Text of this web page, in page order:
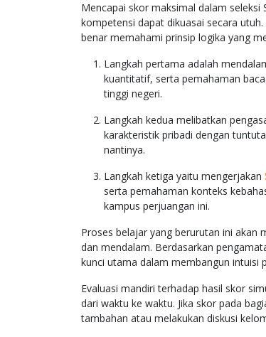
Mencapai skor maksimal dalam
kompetensi dapat dikuasai secara
benar memahami prinsip logika yang
Langkah pertama adalah
kuantitatif, serta pemahaman
tinggi negeri.
Langkah kedua melibatkan
karakteristik pribadi dengan
nantinya.
Langkah ketiga yaitu mengerjakan
serta pemahaman konteks
kampus perjuangan ini.
Proses belajar yang berurutan ini akan
dan mendalam. Berdasarkan
kunci utama dalam membangun intuisi
Evaluasi mandiri terhadap hasil skor
dari waktu ke waktu. Jika skor pada
tambahan atau melakukan diskusi